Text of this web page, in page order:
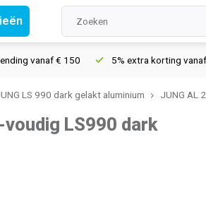
vanaf € 150 5% extra korting vanaf €
LS 990 dark gelakt aluminium JUNG AL
voudig LS990 dark